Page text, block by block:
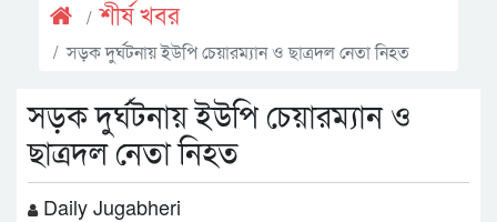
শীর্ষ খবর
সড়ক দুর্ঘটনায় ইউপি চেয়ারম্যান ও ছাত্রদল নেতা নিহত
সড়ক দুর্ঘটনায় ইউপি চেয়ারম্যান ও
ছাত্রদল নেতা নিহত
Daily Jugabheri